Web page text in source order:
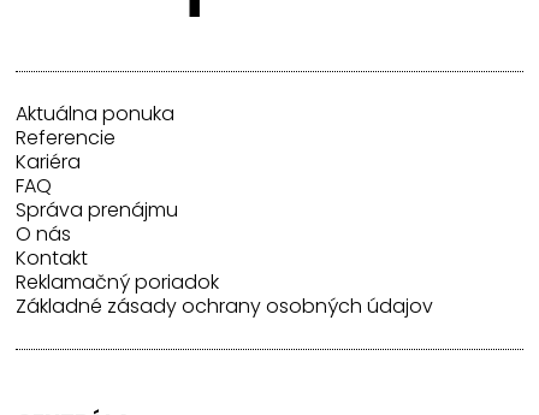
Aktuálna ponuka
Referencie
Kariéra
FAQ
Správa prenájmu
O nás
Kontakt
Reklamačný poriadok
Základné zásady ochrany osobných údajov